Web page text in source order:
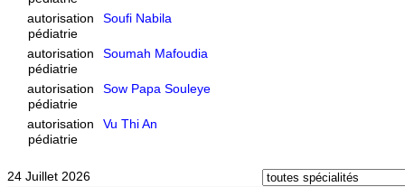
autorisation
Soufi Nabila
pédiatrie
autorisation
Soumah Mafoudia
pédiatrie
autorisation
Sow Papa Souleye
pédiatrie
autorisation
Vu Thi An
pédiatrie
24 Juillet 2026